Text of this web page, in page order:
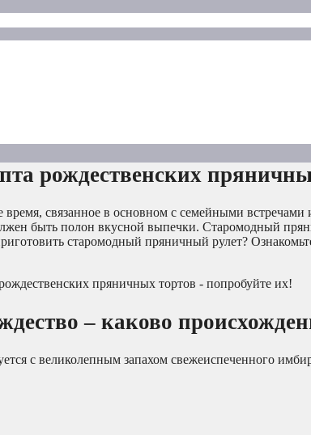
рождественских
связанное в основном с семейными
быть полон вкусной выпечки. Старомодный
старомодный пряничный рулет?
– каково
с великолепным запахом свежеиспеченного